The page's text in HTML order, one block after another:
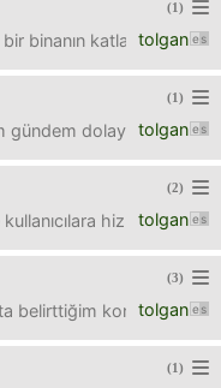
(1)
tolgan
binanın katları
(1)
tolgan
dolayısıyla
(2)
tolgan
hizmet
(3)
tolgan
belirttiğim konu
(1)